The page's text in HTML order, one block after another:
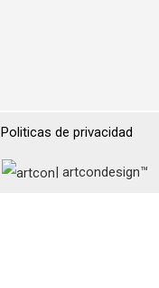
Politicas de privacidad
| artcondesign™